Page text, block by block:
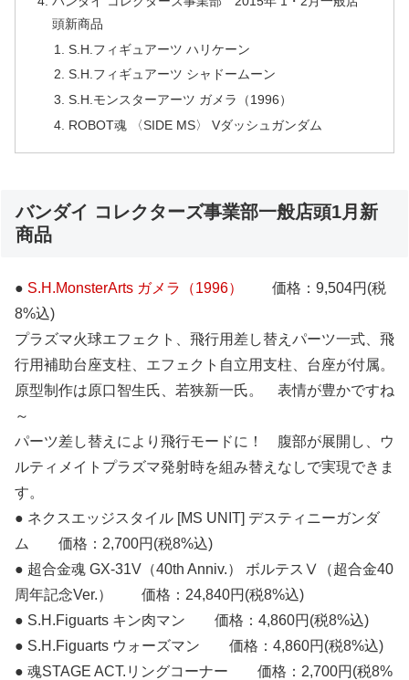
頭新商品
S.H.フィギュアーツ ハリケーン
S.H.フィギュアーツ シャドームーン
S.H.モンスターアーツ ガメラ（1996）
ROBOT魂 〈SIDE MS〉 Vダッシュガンダム
バンダイ コレクターズ事業部一般店頭1月新
商品
● S.H.MonsterArts ガメラ（1996）
価格：9,504円(税
8%込)
プラズマ火球エフェクト、飛行用差し替えパーツ一式、飛
行用補助台座支柱、エフェクト自立用支柱、台座が付属。
原型制作は原口智生氏、若狭新一氏。 表情が豊かですね
～
パーツ差し替えにより飛行モードに！ 腹部が展開し、ウ
ルティメイトプラズマ発射時を組み替えなしで実現できま
す。
● ネクスエッジスタイル [MS UNIT] デスティニーガンダ
ム 価格：2,700円(税8%込)
● 超合金魂 GX-31V（40th Anniv.） ボルテスⅤ（超合金40
周年記念Ver.） 価格：24,840円(税8%込)
● S.H.Figuarts キン肉マン 価格：4,860円(税8%込)
● S.H.Figuarts ウォーズマン 価格：4,860円(税8%込)
● 魂STAGE ACT.リングコーナー 価格：2,700円(税8%